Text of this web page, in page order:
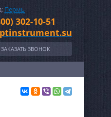
Пермь
302-10-51
ЗАКАЗАТЬ ЗВОНОК